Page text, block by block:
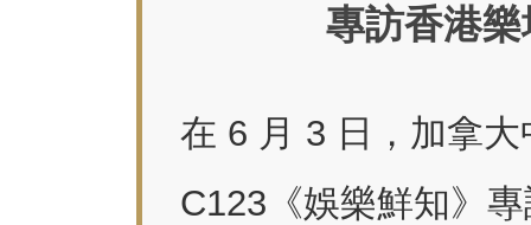
專訪香港
在 6 月 3 日，加拿
C123《娛樂鮮知》